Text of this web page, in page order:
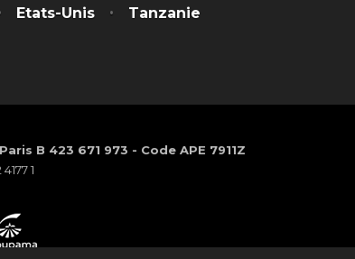
Etats-Unis
Tanzanie
B 423 671 973 - Code APE 7911Z
1